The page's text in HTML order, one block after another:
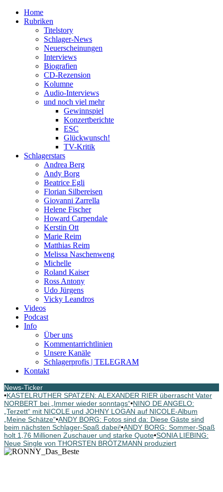
Home
Rubriken
Titelstory
Schlager-News
Neuerscheinungen
Interviews
Biografien
CD-Rezension
Kolumne
Audio-Interviews
und noch viel mehr
Gewinnspiel
Konzertberichte
ESC
Glückwunsch!
TV-Kritik
Schlagerstars
Andrea Berg
Andy Borg
Beatrice Egli
Florian Silbereisen
Giovanni Zarrella
Helene Fischer
Howard Carpendale
Kerstin Ott
Marie Reim
Matthias Reim
Melissa Naschenweng
Michelle
Roland Kaiser
Ross Antony
Udo Jürgens
Vicky Leandros
Videos
Podcast
Info
Über uns
Kommentarrichtlinien
Unsere Kanäle
Schlagerprofis | TELEGRAM
Kontakt
News-Ticker
•KASTELRUTHER SPATZEN: ALEXANDER RIER überrascht Vater
NORBERT bei „Immer wieder sonntags“•NINO DE ANGELO:
„Terzett“ mit NICOLE und JOHNY LOGAN auf NICOLE-Album
„Meine Schätze“•ANDY BORG: Fotos sind da: Diese Gäste sind
beim nächsten Schlager-Spaß dabei!•ANDY BORG: Sommer-Spaß
holt 1,76 Millionen Zuschauer und starke Quote•SONIA LIEBING:
Neue Single von THORSTEN BRÖTZMANN produziert